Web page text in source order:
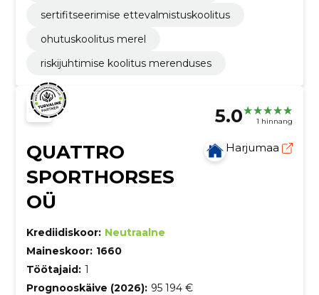
sertifitseerimise ettevalmistuskoolitus
ohutuskoolitus merel
riskijuhtimise koolitus merenduses
5.0 1 hinnang
QUATTRO
SPORTHORSES
OÜ
Harjumaa
Krediidiskoor: Neutraalne
Maineskoor: 1660
Töötajaid: 1
Prognooskäive (2026): 95 194 €